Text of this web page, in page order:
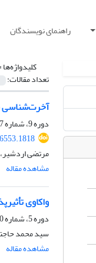
راهنمای نویسندگان
تعداد مقالات:
آخرت‌شناسی
دوره 9، شماره 17، شهریور 1400، صفحه
مرتضی
مشاهده مقاله
واکاوی
دوره 5، شماره 10، اسفند 1396، صفحه
سید محمد
مشاهده مقاله